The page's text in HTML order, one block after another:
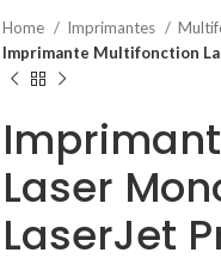
Home Imprimantes
Imprimante Multifonction
Laser
LaserJet